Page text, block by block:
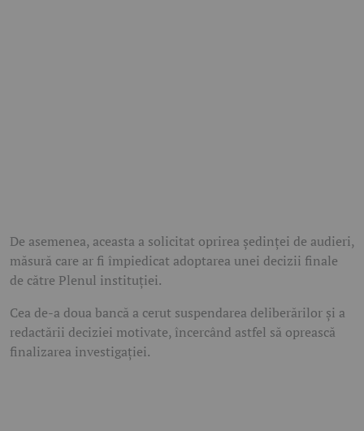
De asemenea, aceasta a solicitat oprirea ședinței de audieri,
măsură care ar fi împiedicat adoptarea unei decizii finale
de către Plenul instituției.
Cea de-a doua bancă a cerut suspendarea deliberărilor și a
redactării deciziei motivate, încercând astfel să oprească
finalizarea investigației.